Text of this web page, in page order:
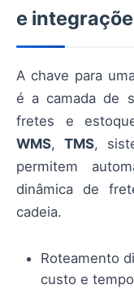
e
A chave para
é a camada de
fretes e
WMS,TMS,
permitem
dinâmica de
cadeia.
Roteamento
custo e